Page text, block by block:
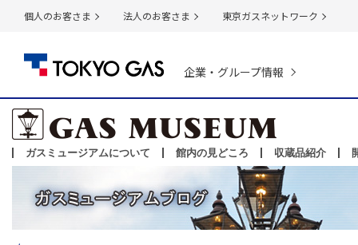
個人のお客さま 法人のお客さま 東京ガスネットワーク
企業・グループ情報
ガスミュージアムについて 館内の見どころ 収蔵品紹介